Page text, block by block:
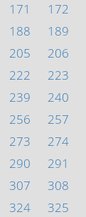
171 172
188 189
205 206
222 223
239 240
256 257
273 274
290 291
307 308
324 325